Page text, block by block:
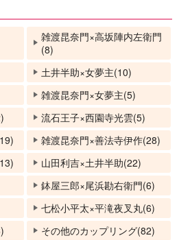
雑渡昆奈門×高坂陣内左衛門
(8)
土井半助×女夢主(10)
雑渡昆奈門×女夢主(5)
流石王子×西園寺光雲(5)
雑渡昆奈門×善法寺伊作(28)
山田利吉×土井半助(22)
鉢屋三郎×尾浜勘右衛門(6)
七松小平太×平滝夜叉丸(6)
その他のカップリング(82)